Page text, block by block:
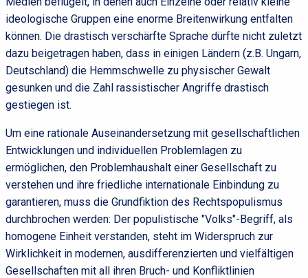
ideologische Gruppen eine enorme Breitenwirkung entfalten
können. Die drastisch verschärfte Sprache dürfte nicht zuletzt
dazu beigetragen haben, dass in einigen Ländern (z.B. Ungarn,
Deutschland) die Hemmschwelle zu physischer Gewalt
gesunken und die Zahl rassistischer Angriffe drastisch
gestiegen ist.
Um eine rationale Auseinandersetzung mit gesellschaftlichen
Entwicklungen und individuellen Problemlagen zu
ermöglichen, den Problemhaushalt einer Gesellschaft zu
verstehen und ihre friedliche internationale Einbindung zu
garantieren, muss die Grundfiktion des Rechtspopulismus
durchbrochen werden: Der populistische "Volks"-Begriff, als
homogene Einheit verstanden, steht im Widerspruch zur
Wirklichkeit in modernen, ausdifferenzierten und vielfältigen
Gesellschaften mit all ihren Bruch- und Konfliktlinien